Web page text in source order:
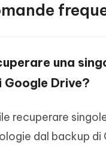
una
Drive?
recuperare
dal backup di